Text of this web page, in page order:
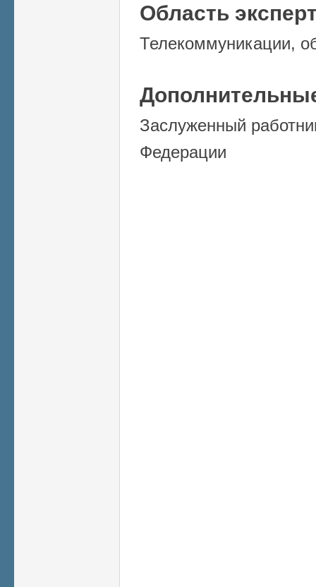
Область
Телекоммуникации,
Заслуженный
Федерации